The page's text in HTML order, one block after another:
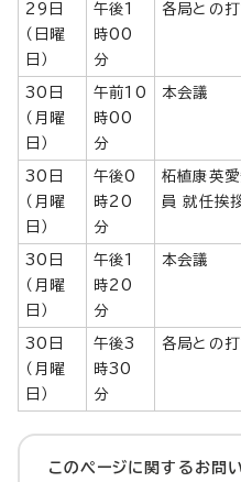
29日
（日曜
日）
午後1
時00
分
各局との
30日
（月曜
日）
午前10
時00
分
本会議
30日
（月曜
日）
午後0
時20
分
柘植康英
員 就任挨
30日
（月曜
日）
午後1
時20
分
本会議
30日
（月曜
日）
午後3
時30
分
各局との
このページに関する お問